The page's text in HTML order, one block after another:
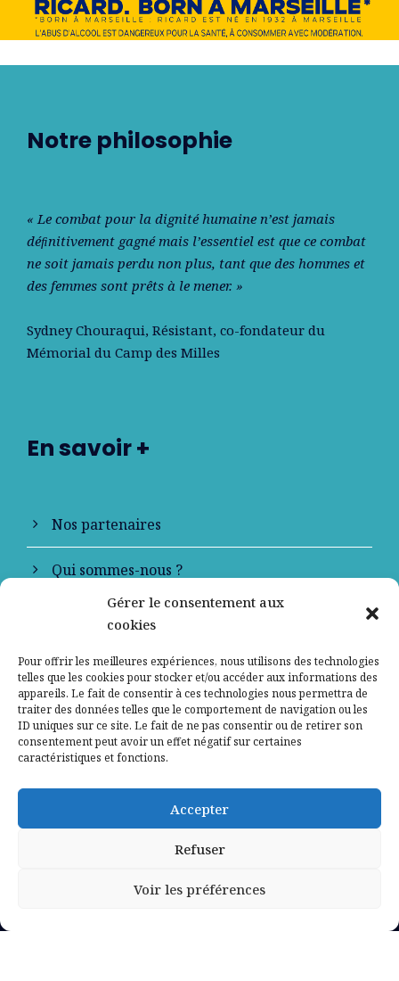
Gérer le consentement aux
cookies
Pour offrir les meilleures expériences, nous utilisons des technologies
telles que les cookies pour stocker et/ou accéder aux informations des
appareils. Le fait de consentir à ces technologies nous permettra de
traiter des données telles que le comportement de navigation ou les
ID uniques sur ce site. Le fait de ne pas consentir ou de retirer son
consentement peut avoir un effet négatif sur certaines
caractéristiques et fonctions.
Accepter
Refuser
Voir les préférences
Notre philosophie
« Le combat pour la dignité humaine n’est jamais
déﬁnitivement gagné mais l’essentiel est que ce combat
ne soit jamais perdu non plus, tant que des hommes et
des femmes sont prêts à le mener. »
Sydney Chouraqui, Résistant, co-fondateur du
Mémorial du Camp des Milles
En savoir +
Nos partenaires
Qui sommes-nous ?
Contactez-nous
Mentions légales
Politique de confidentialité